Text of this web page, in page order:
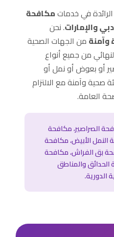
الرائدة في خدماتمكافحة
والإمارات. نحن
من الجهات الصحية
من جميع أنواع
أو بعوض أو نمل أو
صحية وآمنة مع الالتزام
العامة.
الصراصير، مكافحة
النمل الأبيض، مكافحة
بق الفراش، مكافحة
الحدائق والمناطق
الدورية.